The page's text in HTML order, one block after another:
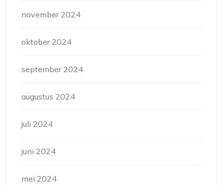
november 2024
oktober 2024
september 2024
augustus 2024
juli 2024
juni 2024
mei 2024